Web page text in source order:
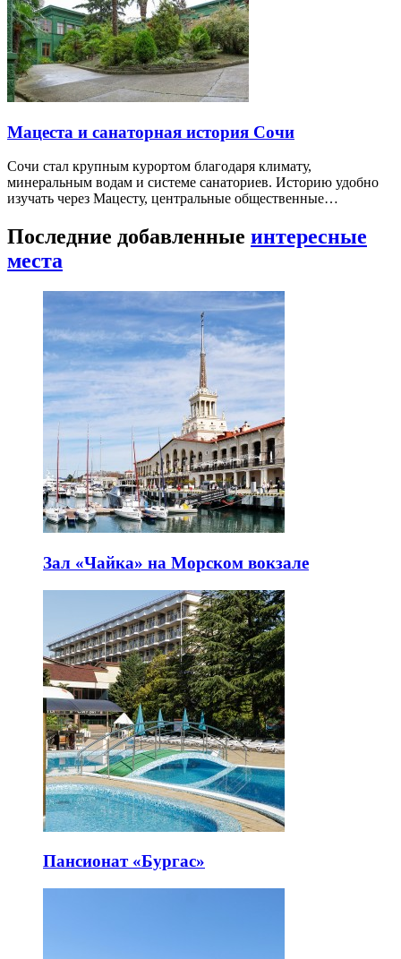
Мацеста и санаторная история Сочи
Сочи стал крупным курортом благодаря климату,
минеральным водам и системе санаториев. Историю удобно
изучать через Мацесту, центральные общественные…
Последние добавленные интересные
места
Зал «Чайка» на Морском вокзале
Пансионат «Бургас»